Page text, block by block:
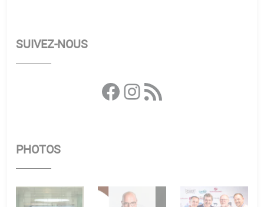
SUIVEZ-NOUS
Facebook
Instagram
Flux RSS
PHOTOS